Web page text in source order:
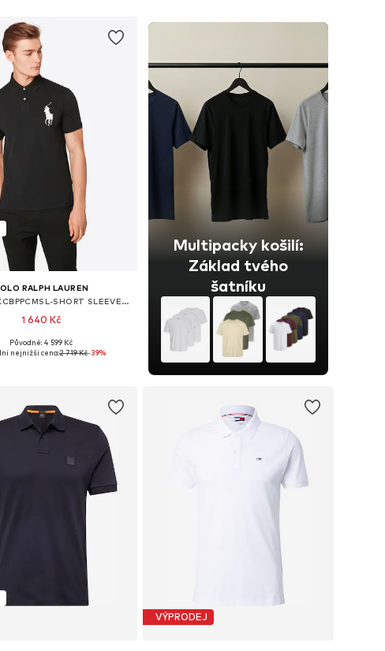
RALPH LAUREN
Tričko 'SSKCBPPCMSL-SHORT SLEEVE-KNIT'
1 640 Kč
velikosti: S, M, L, XL
Původně: 4 599 Kč
nejnižší cena:2 719 Kč-39%
Multipacky košilí:
Základ tvého
šatníku
VÝPRODEJ